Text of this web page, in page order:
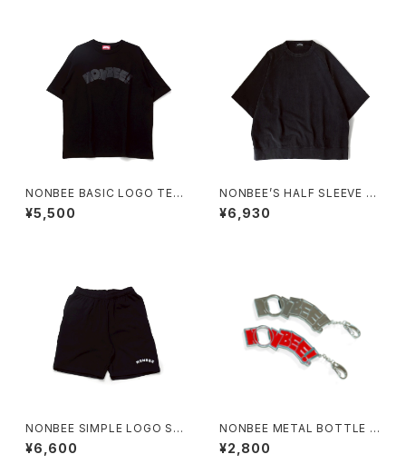
NONBEE BASIC LOGO TEE
black/black
¥5,500
NONBEE’S HALF SLEEVE “S
WEATee” pigment-black
¥6,930
NONBEE SIMPLE LOGO SW
¥6,600
NONBEE METAL BOTTLE O
PENER
¥2,800